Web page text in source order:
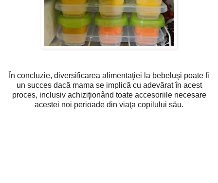
În concluzie, diversificarea alimentaţiei la bebeluşi poate fi
un succes dacă mama se implică cu adevărat în acest
proces, inclusiv achiziţionând toate accesoriile necesare
acestei noi perioade din viaţa copilului său.